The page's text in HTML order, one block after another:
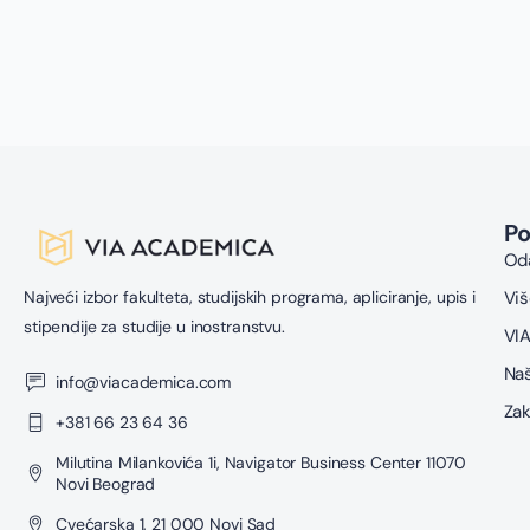
Najveći izbor fakulteta, studijskih programa, apliciranje, upis i
stipendije za studije u inostranstvu.
info@viacademica.com
+381 66 23 64 36
Milutina Milankovića 1i, Navigator Business Center 11070
Novi Beograd
Cvećarska 1, 21 000 Novi Sad